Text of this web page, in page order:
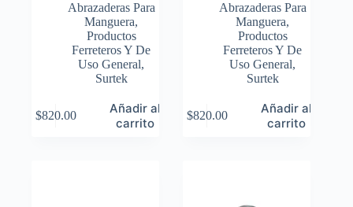
Abrazaderas Para
Manguera,
Productos
Ferreteros Y De
Uso General,
Surtek
$820.00
Añadir al
carrito
Abrazaderas Para
Manguera,
Productos
Ferreteros Y De
Uso General,
Surtek
$820.00
Añadir al
carrito